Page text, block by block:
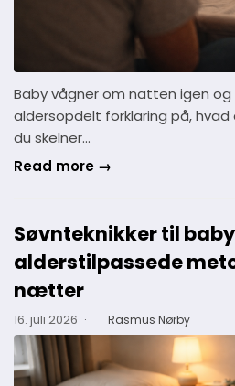
Baby vågner om natten igen og
aldersopdelt forklaring på,
du skelner…
Read more →
Søvnteknikker til
alderstilpassede
nætter
16. juli 2026 · Rasmus Nørby